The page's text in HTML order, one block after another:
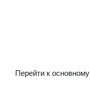
Перейти к основному